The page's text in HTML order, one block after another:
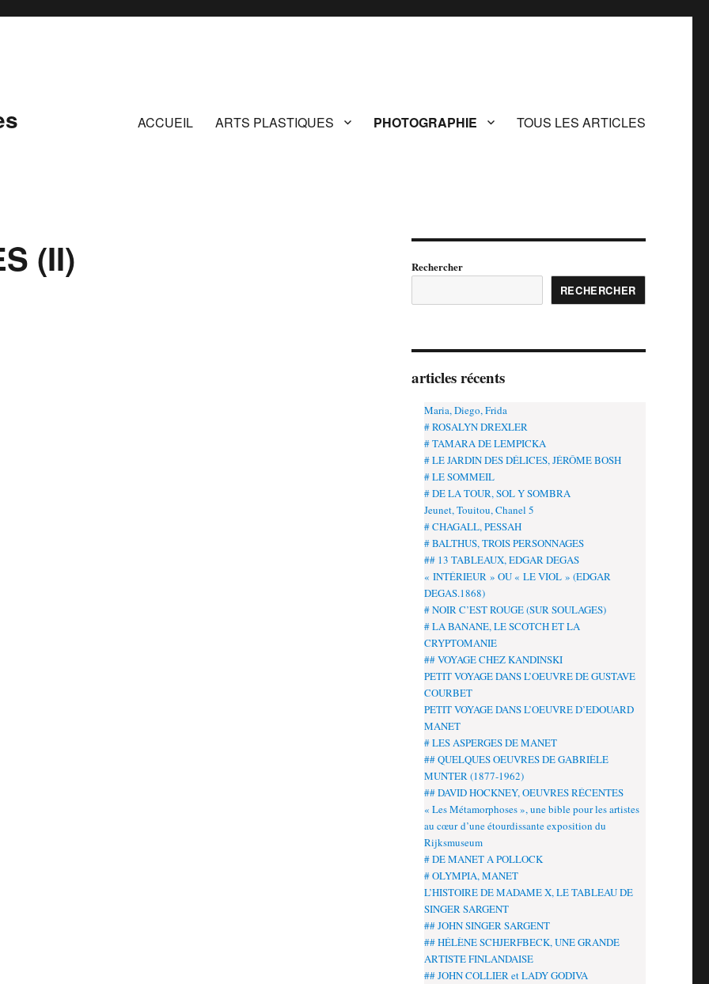
ACCUEIL ARTS PLASTIQUES PHOTOGRAPHIE TOUS LES ARTICLES
(II)
Rechercher
RECHERCHER
articles récents
Maria, Diego, Frida
# ROSALYN DREXLER
# TAMARA DE LEMPICKA
# LE JARDIN DES DÉLICES, JÉRÔME BOSH
# LE SOMMEIL
# DE LA TOUR, SOL Y SOMBRA
Jeunet, Touitou, Chanel 5
# CHAGALL, PESSAH
# BALTHUS, TROIS PERSONNAGES
## 13 TABLEAUX, EDGAR DEGAS
« INTÉRIEUR » OU « LE VIOL » (EDGAR
DEGAS.1868)
# NOIR C’EST ROUGE (SUR SOULAGES)
# LA BANANE, LE SCOTCH ET LA
CRYPTOMANIE
## VOYAGE CHEZ KANDINSKI
PETIT VOYAGE DANS L’OEUVRE DE GUSTAVE
COURBET
PETIT VOYAGE DANS L’OEUVRE D’EDOUARD
MANET
# LES ASPERGES DE MANET
## QUELQUES OEUVRES DE GABRIÈLE
MUNTER (1877-1962)
## DAVID HOCKNEY, OEUVRES RÉCENTES
« Les Métamorphoses », une bible pour les artistes
au cœur d’une étourdissante exposition du
Rijksmuseum
# DE MANET A POLLOCK
# OLYMPIA, MANET
L’HISTOIRE DE MADAME X, LE TABLEAU DE
SINGER SARGENT
## JOHN SINGER SARGENT
## HÉLÈNE SCHJERFBECK, UNE GRANDE
ARTISTE FINLANDAISE
## JOHN COLLIER et LADY GODIVA